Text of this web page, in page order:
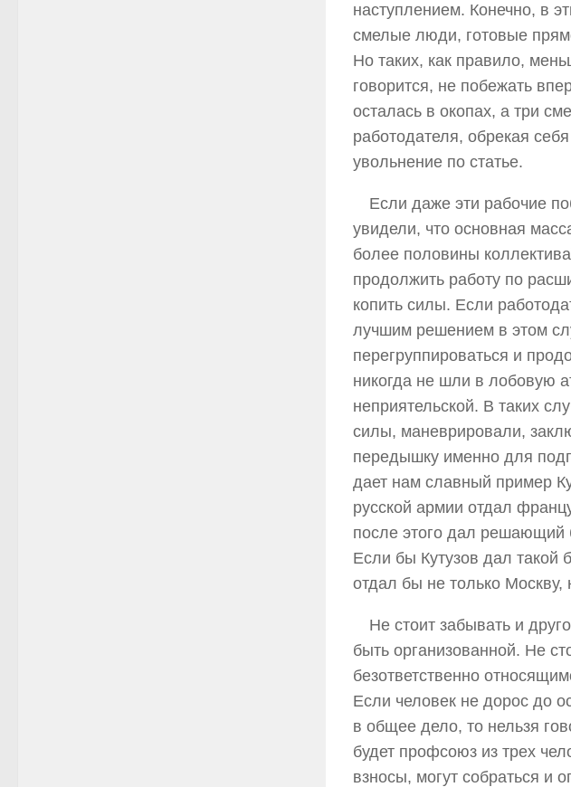
наступлением. Конечно, в
смелые люди, готовые
Но таких, как правило,
говорится, не побежать
осталась в окопах, а три
работодателя, обрекая
увольнение по статье.
Если даже эти рабочие
увидели, что основная
более половины
продолжить работу по
копить силы. Если
лучшим решением в этом
перегруппироваться и
никогда не шли в лобовую
неприятельской. В таких
силы, маневрировали,
передышку именно для
дает нам славный пример
русской армии отдал
после этого дал решающий
Если бы Кутузов дал такой
отдал бы не только
Не стоит забывать и
быть организованной. Не
безответственно
Если человек не дорос до
в общее дело, то нельзя
будет профсоюз из трех
взносы, могут собраться и